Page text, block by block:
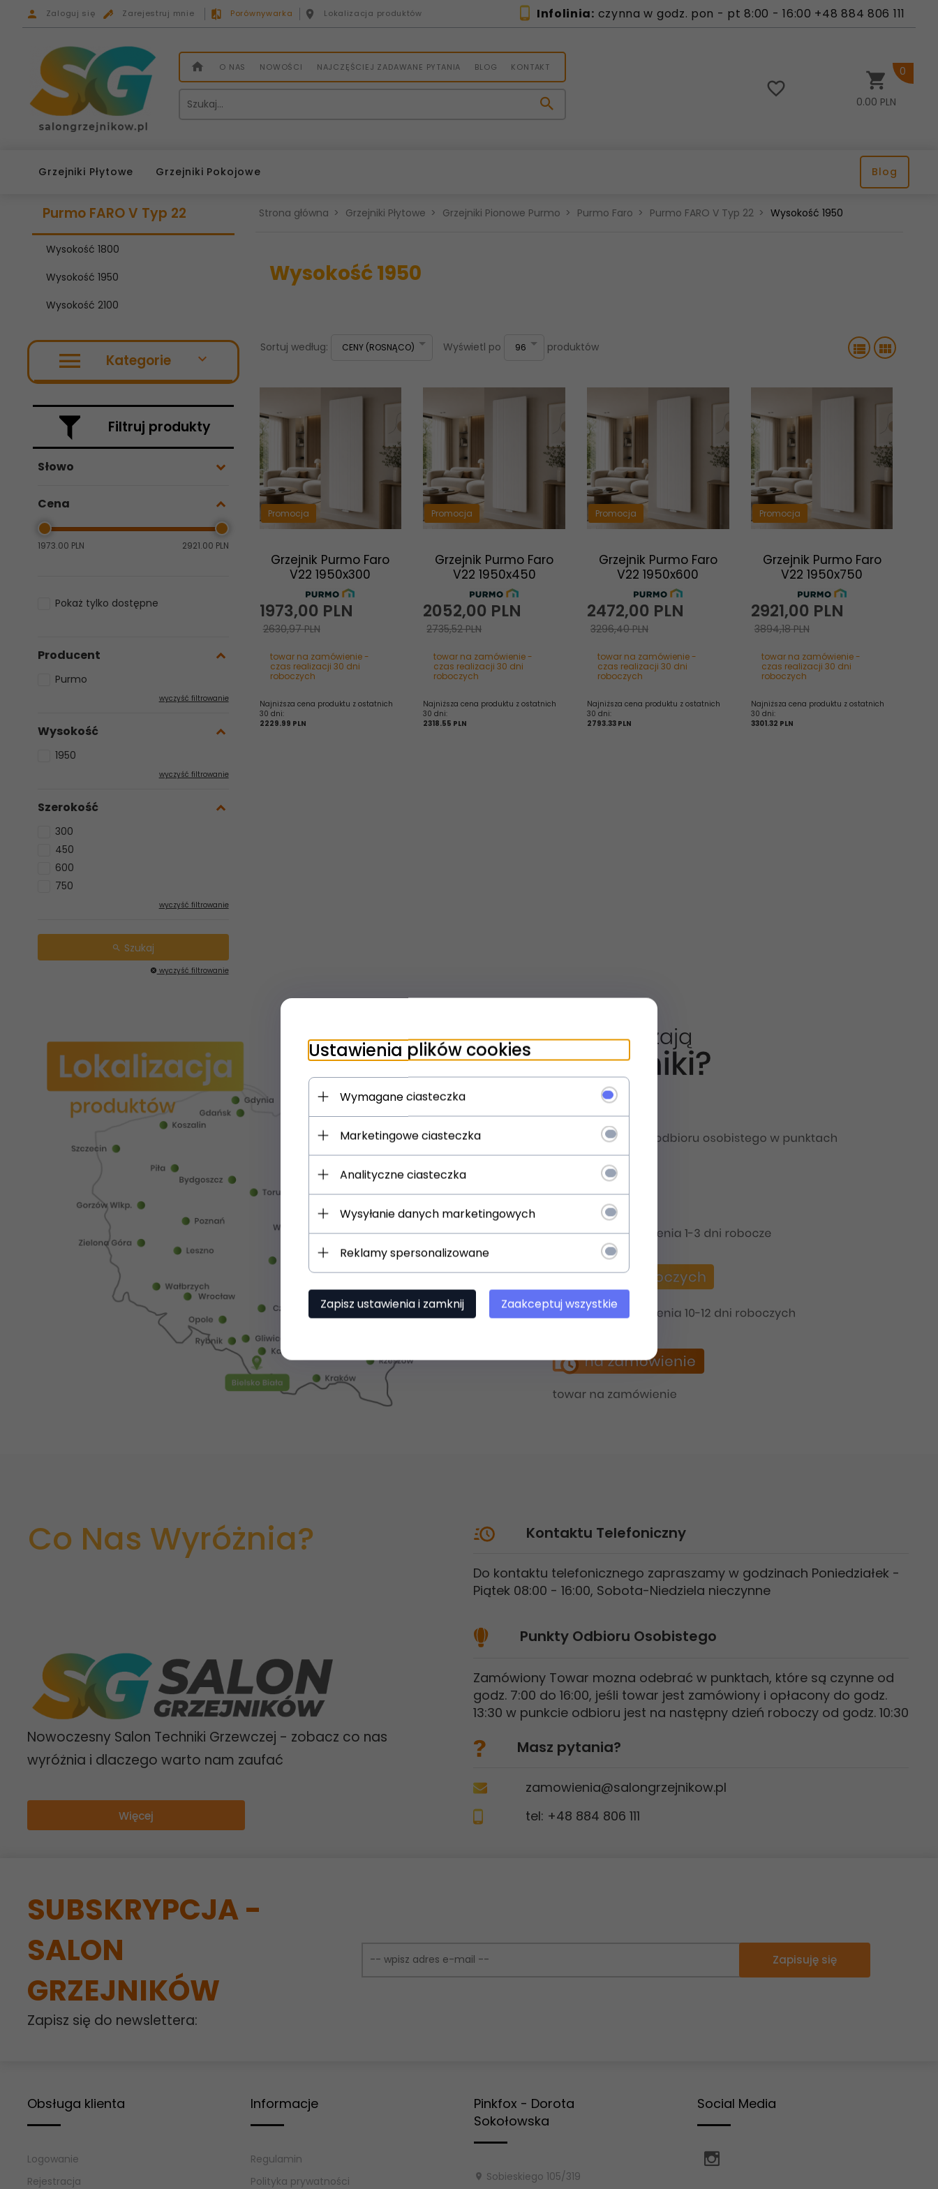
Zaloguj się Zarejestruj mnie Porównywarka Lokalizacja produktów Infolinia: czynna w godz. pon - pt 8:00 - 16:00 +48 884 806 111
O NAS NOWOŚCI NAJCZĘŚCIEJ ZADAWANE PYTANIA BLOG KONTAKT
0.00 PLN
0
Grzejniki Płytowe Grzejniki Pokojowe Blog
Purmo FARO V Typ 22
Wysokość 1800
Wysokość 1950
Wysokość 2100
Kategorie
Filtruj produkty
Słowo
Cena
1973.00 PLN 2921.00 PLN
Pokaż tylko dostępne
Producent
Purmo
wyczyść filtrowanie
Wysokość
1950
wyczyść filtrowanie
Szerokość
300
450
600
750
wyczyść filtrowanie
Szukaj
wyczyść filtrowanie
Strona główna Grzejniki Płytowe Grzejniki Pionowe Purmo Purmo Faro Purmo FARO V Typ 22 Wysokość 1950
Wysokość 1950
Sortuj według: CENY (ROSNĄCO) Wyświetl po 96 produktów
Promocja
Grzejnik Purmo Faro
V22 1950x300
1973,00 PLN
2630,97 PLN
towar na zamówienie -
czas realizacji 30 dni
roboczych
Najniższa cena produktu z ostatnich
30 dni:
2229.99 PLN
Promocja
Grzejnik Purmo Faro
V22 1950x450
2052,00 PLN
2735,52 PLN
towar na zamówienie -
czas realizacji 30 dni
roboczych
Najniższa cena produktu z ostatnich
30 dni:
2318.55 PLN
Promocja
Grzejnik Purmo Faro
V22 1950x600
2472,00 PLN
3296,40 PLN
towar na zamówienie -
czas realizacji 30 dni
roboczych
Najniższa cena produktu z ostatnich
30 dni:
2793.33 PLN
Promocja
Grzejnik Purmo Faro
V22 1950x750
2921,00 PLN
3894,18 PLN
towar na zamówienie -
czas realizacji 30 dni
roboczych
Najniższa cena produktu z ostatnich
30 dni:
3301.32 PLN
Co Nas Wyróżnia?
Nowoczesny Salon Techniki Grzewczej - zobacz co nas
wyróżnia i dlaczego warto nam zaufać
Więcej
Kontaktu Telefoniczny
Do kontaktu telefonicznego zapraszamy w godzinach Poniedziałek -
Piątek 08:00 - 16:00, Sobota-Niedziela nieczynne
Punkty Odbioru Osobistego
Zamówiony Towar mozna odebrać w punktach, które są czynne od
godz. 7:00 do 16:00, jeśli towar jest zamówiony i opłacony do godz.
13:30 w punkcie odbioru jest na następny dzień roboczy od godz. 10:30
Masz pytania?
zamowienia@salongrzejnikow.pl
tel: +48 884 806 111
SUBSKRYPCJA -
SALON
GRZEJNIKÓW
Zapisz się do newslettera:
Zapisuję się
Obsługa klienta
Logowanie
Rejestracja
Informacje
Regulamin
Polityka prywatności
Pinkfox - Dorota
Sokołowska
Sobieskiego 105/319
Social Media
Ustawienia plików cookies
Wymagane ciasteczka
Marketingowe ciasteczka
Analityczne ciasteczka
Wysyłanie danych marketingowych
Reklamy spersonalizowane
Zapisz ustawienia i zamknij Zaakceptuj wszystkie